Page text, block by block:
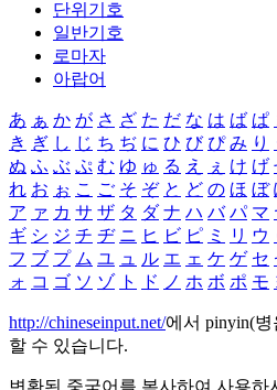
단위기호
일반기호
로마자
아랍어
あ ぁ か が さ ざ た だ な は ば ぱ
き ぎ し じ ち ぢ に ひ び ぴ み り
ぬ ふ ぶ ぷ む ゆ ゅ る え ぇ け げ
れ お ぉ こ ご そ ぞ と ど の ほ ぼ
ア ァ カ サ ザ タ ダ ナ ハ バ パ マ
ギ シ ジ チ ヂ ニ ヒ ビ ピ ミ リ ウ
フ ブ プ ム ユ ュ ル エ ェ ケ ゲ セ
ォ コ ゴ ソ ゾ ト ド ノ ホ ボ ポ モ
http://chineseinput.net/에서 pinyin(
할 수 있습니다.